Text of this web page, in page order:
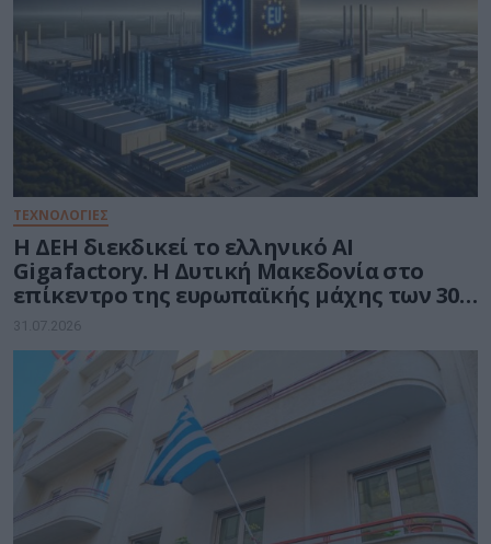
ΤΕΧΝΟΛΟΓΙΕΣ
Η ΔΕΗ διεκδικεί το ελληνικό AI
Gigafactory. Η Δυτική Μακεδονία στο
επίκεντρο της ευρωπαϊκής μάχης των 30
δισ. ευρώ για την Τεχνητή Νοημοσύνη
31.07.2026